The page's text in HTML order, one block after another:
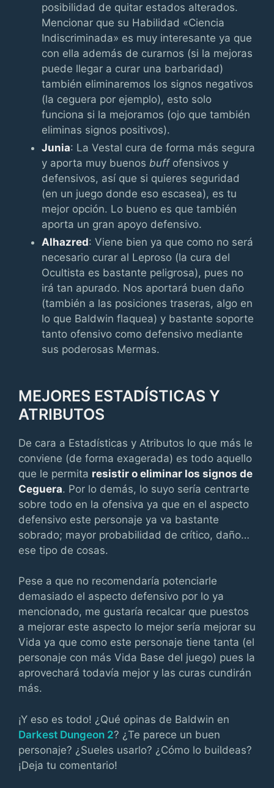
posibilidad de quitar estados alterados.
Mencionar que su Habilidad «Ciencia
Indiscriminada» es muy interesante ya que
con ella además de curarnos (si la mejoras
puede llegar a curar una barbaridad)
también eliminaremos los signos negativos
(la ceguera por ejemplo), esto solo
funciona si la mejoramos (ojo que también
eliminas signos positivos).
Junia: La Vestal cura de forma más segura
y aporta muy buenos buffofensivos y
defensivos, así que si quieres seguridad
(en un juego donde eso escasea), es tu
mejor opción. Lo bueno es que también
aporta un gran apoyo defensivo.
Alhazred: Viene bien ya que como no será
necesario curar al Leproso (la cura del
Ocultista es bastante peligrosa), pues no
irá tan apurado. Nos aportará buen daño
(también a las posiciones traseras, algo en
lo que Baldwin flaquea) y bastante soporte
tanto ofensivo como defensivo mediante
sus poderosas Mermas.
MEJORES ESTADÍSTICAS Y
ATRIBUTOS
De cara a Estadísticas y Atributos lo que más le
conviene (de forma exagerada) es todo aquello
que le permita resistir o eliminar los signos de
Ceguera. Por lo demás, lo suyo sería centrarte
sobre todo en la ofensiva ya que en el aspecto
defensivo este personaje ya va bastante
sobrado; mayor probabilidad de crítico, daño…
ese tipo de cosas.
Pese a que no recomendaría potenciarle
demasiado el aspecto defensivo por lo ya
mencionado, me gustaría recalcar que puestos
a mejorar este aspecto lo mejor sería mejorar su
Vida ya que como este personaje tiene tanta (el
personaje con más Vida Base del juego) pues la
aprovechará todavía mejor y las curas cundirán
más.
¡Y eso es todo! ¿Qué opinas de Baldwin en
Darkest Dungeon 2? ¿Te parece un buen
personaje? ¿Sueles usarlo? ¿Cómo lo buildeas?
¡Deja tu comentario!